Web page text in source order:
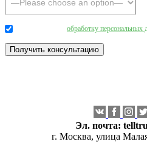
обработку персональных
Эл. почта:
г. Москва, улица